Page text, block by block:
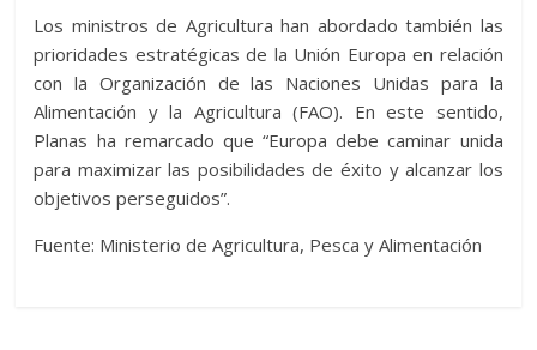
Los ministros de Agricultura han abordado también las
prioridades estratégicas de la Unión Europa en relación
con la Organización de las Naciones Unidas para la
Alimentación y la Agricultura (FAO). En este sentido,
Planas ha remarcado que “Europa debe caminar unida
para maximizar las posibilidades de éxito y alcanzar los
objetivos perseguidos”.
Fuente: Ministerio de Agricultura, Pesca y Alimentación